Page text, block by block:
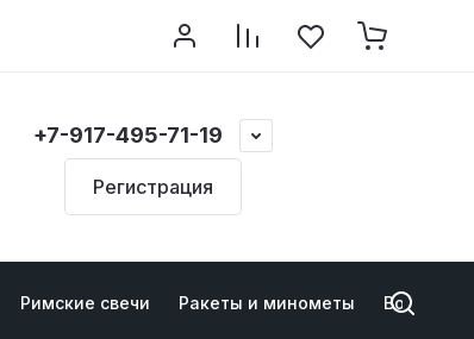
+7-917-495-71-19
Регистрация
Римские свечи Ракеты и минометы Военно-